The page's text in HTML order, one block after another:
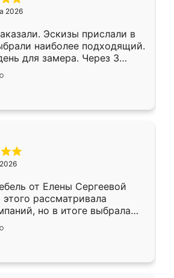
2026
Эскизы прислали в
наиболее подходящий.
для замера. Через 3
уже готова. Остались
Спасибо Ренессанс
работу!
от Елены Сергеевой
рассматривала
но в итоге выбрала
условия, потом
всё спокойно объяснил
Изготовили в срок, с